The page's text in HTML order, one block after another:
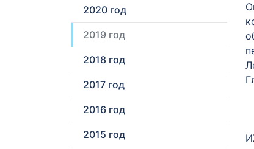
2020 год
2019 год
2018 год
2017 год
2016 год
2015 год